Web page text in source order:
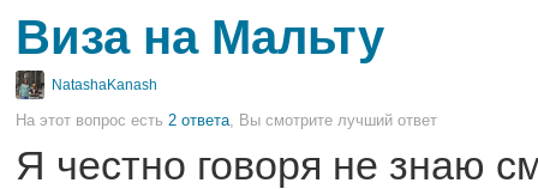
Виза на Мальту
NatashaKanash
На этот вопрос есть 2 ответа, Вы смотрите лучший ответ
Я честно говоря не знаю